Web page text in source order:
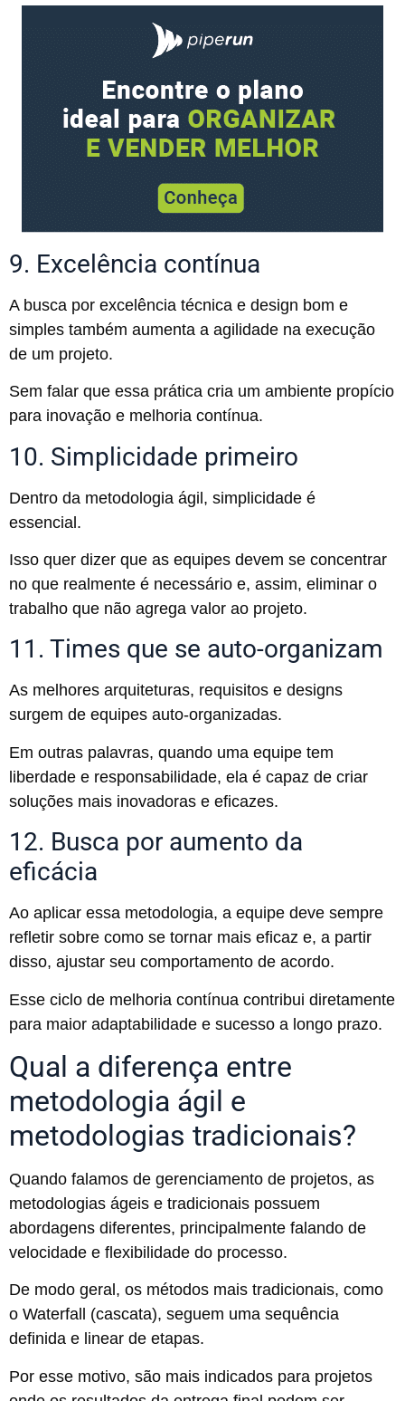
9. Excelência contínua
A busca por excelência técnica e design bom e
simples também aumenta a agilidade na execução
de um projeto.
Sem falar que essa prática cria um ambiente propício
para inovação e melhoria contínua.
10. Simplicidade primeiro
Dentro da metodologia ágil, simplicidade é
essencial.
Isso quer dizer que as equipes devem se concentrar
no que realmente é necessário e, assim, eliminar o
trabalho que não agrega valor ao projeto.
11. Times que se auto-organizam
As melhores arquiteturas, requisitos e designs
surgem de equipes auto-organizadas.
Em outras palavras, quando uma equipe tem
liberdade e responsabilidade, ela é capaz de criar
soluções mais inovadoras e eficazes.
12. Busca por aumento da
eficácia
Ao aplicar essa metodologia, a equipe deve sempre
refletir sobre como se tornar mais eficaz e, a partir
disso, ajustar seu comportamento de acordo.
Esse ciclo de melhoria contínua contribui diretamente
para maior adaptabilidade e sucesso a longo prazo.
Qual a diferença entre
metodologia ágil e
metodologias tradicionais?
Quando falamos de gerenciamento de projetos, as
metodologias ágeis e tradicionais possuem
abordagens diferentes, principalmente falando de
velocidade e flexibilidade do processo.
De modo geral, os métodos mais tradicionais, como
o Waterfall (cascata), seguem uma sequência
definida e linear de etapas.
Por esse motivo, são mais indicados para projetos